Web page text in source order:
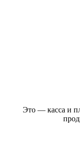
Это — касса и